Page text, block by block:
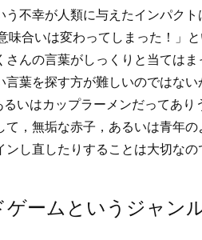
う不幸が人類に与えたインパク
味合いは変わってしまった！」
んの言葉がしっくりと当ては
言葉を探す方が難しいのではな
いはカップラーメンだってあり
て，無垢な赤子，あるいは青年
ンし直したりすることは大切なの
ゲームというジャン